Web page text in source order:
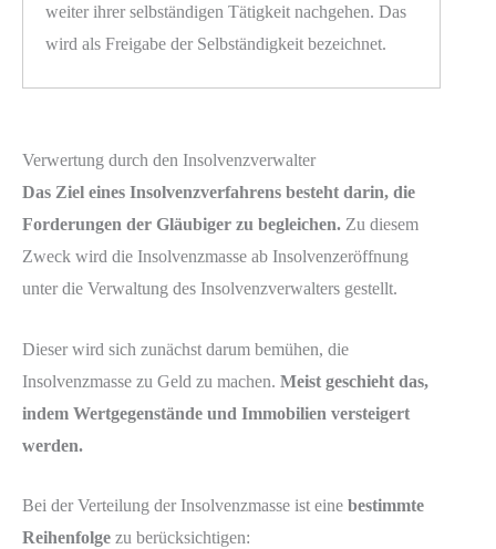
weiter ihrer selbständigen Tätigkeit nachgehen. Das
wird als Freigabe der Selbständigkeit bezeichnet.
Verwertung durch den Insolvenzverwalter
Das Ziel eines Insolvenzverfahrens besteht darin, die
Forderungen der Gläubiger zu begleichen. Zu diesem
Zweck wird die Insolvenzmasse ab Insolvenzeröffnung
unter die Verwaltung des Insolvenzverwalters gestellt.
Dieser wird sich zunächst darum bemühen, die
Insolvenzmasse zu Geld zu machen. Meist geschieht das,
indem Wertgegenstände und Immobilien versteigert
werden.
Bei der Verteilung der Insolvenzmasse ist eine bestimmte
Reihenfolge zu berücksichtigen: